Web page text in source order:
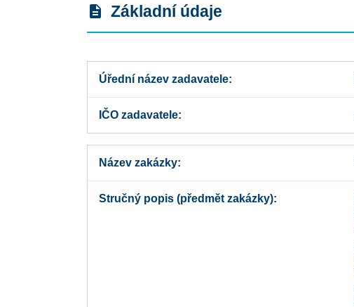
description Základní údaje
Úřední název zadavatele
IČO zadavatele
Název zakázky
Stručný popis (předmět zakázky)